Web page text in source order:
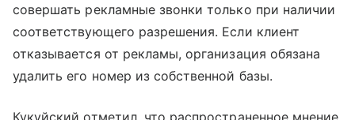
совершать рекламные звонки только при наличии
соответствующего разрешения. Если клиент
отказывается от рекламы, организация обязана
удалить его номер из собственной базы.
Кукуйский отметил, что распространенное мнение